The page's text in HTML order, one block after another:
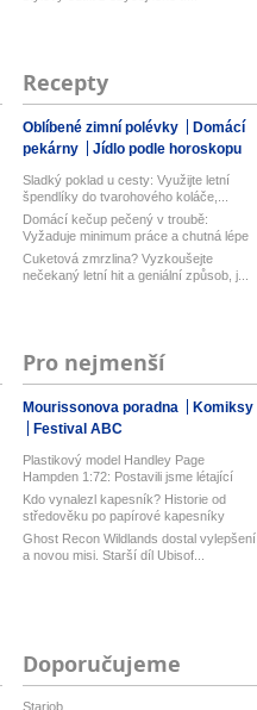
Recepty
Oblíbené zimní polévky
Domácí
pekárny
Jídlo podle horoskopu
Sladký poklad u cesty: Využijte letní
špendlíky do tvarohového koláče,...
Domácí kečup pečený v troubě:
Vyžaduje minimum práce a chutná lépe
než...
Cuketová zmrzlina? Vyzkoušejte
nečekaný letní hit a geniální způsob, j...
Pro nejmenší
Mourissonova poradna
Komiksy
Festival ABC
Plastikový model Handley Page
Hampden 1:72: Postavili jsme létající
ku...
Kdo vynalezl kapesník? Historie od
středověku po papírové kapesníky
Ghost Recon Wildlands dostal vylepšení
a novou misi. Starší díl Ubisof...
Doporučujeme
Starjob